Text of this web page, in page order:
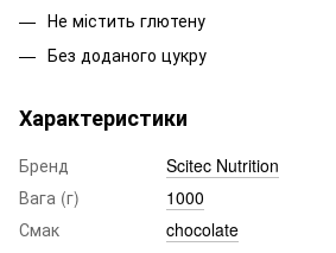
Не містить глютену
Без доданого цукру
Характеристики
Бренд
Scitec Nutrition
Вага (г)
1000
Смак
chocolate